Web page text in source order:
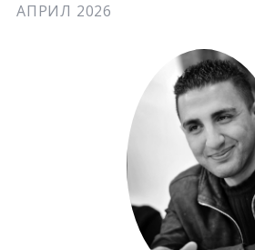
АПРИЛ 2026